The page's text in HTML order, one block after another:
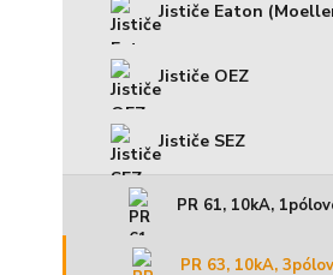
Jističe Eaton
Jističe OEZ
Jističe SEZ
PR 61, 10kA,
PR 63, 10kA,